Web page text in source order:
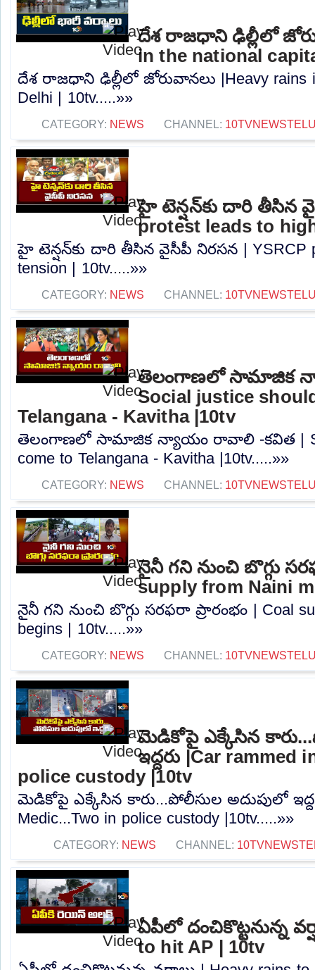
దేశ రాజధాని ఢిల్లీలో
in the national
దేశ రాజధాని ఢిల్లీలో జోరువానలు |Heavy rains
Delhi | 10tv.....»»
CATEGORY: NEWS CHANNEL:
హై టెన్షన్‌కు దారి తీసిన
protest leads to
హై టెన్షన్‌కు దారి తీసిన వైసీపీ నిరసన | YSRCP
tension | 10tv.....»»
CATEGORY: NEWS CHANNEL:
తెలంగాణలో సామాజిక
Social justice
Telangana - Kavitha |10tv
తెలంగాణలో సామాజిక న్యాయం రావాలి -కవిత |
come to Telangana - Kavitha |10tv.....»»
CATEGORY: NEWS CHANNEL:
నైనీ గని నుంచి బొగ్గు
supply from Naini
నైనీ గని నుంచి బొగ్గు సరఫరా ప్రారంభం | Coal
begins | 10tv.....»»
CATEGORY: NEWS CHANNEL:
మెడికోపై ఎక్కేసిన
ఇద్దరు |Car rammed
police custody |10tv
మెడికోపై ఎక్కేసిన కారు...పోలీసుల అదుపులో
Medic...Two in police custody |10tv.....»»
CATEGORY: NEWS CHANNEL:
ఏపీలో దంచికొట్టనున్న
to hit AP | 10tv